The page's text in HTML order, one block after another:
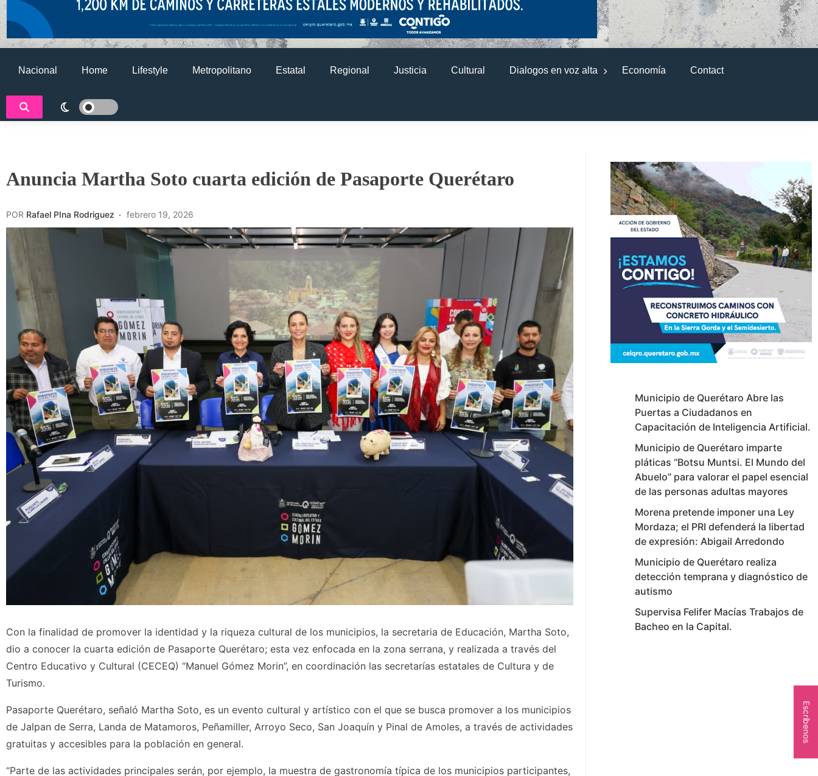
Nacional Home Lifestyle Metropolitano Estatal Regional Justicia Cultural Dialogos en voz alta Economía Contact
Anuncia Martha Soto cuarta edición de Pasaporte Querétaro
POR Rafael PIna Rodriguez febrero 19, 2026
Con la finalidad de promover la identidad y la riqueza cultural de los municipios, la secretaria de Educación, Martha Soto,
dio a conocer la cuarta edición de Pasaporte Querétaro; esta vez enfocada en la zona serrana, y realizada a través del
Centro Educativo y Cultural (CECEQ) “Manuel Gómez Morin”, en coordinación las secretarías estatales de Cultura y de
Turismo.
Pasaporte Querétaro, señaló Martha Soto, es un evento cultural y artístico con el que se busca promover a los municipios
de Jalpan de Serra, Landa de Matamoros, Peñamiller, Arroyo Seco, San Joaquín y Pinal de Amoles, a través de actividades
gratuitas y accesibles para la población en general.
“Parte de las actividades principales serán, por ejemplo, la muestra de gastronomía típica de los municipios participantes,
Municipio de Querétaro Abre las
Puertas a Ciudadanos en
Capacitación de Inteligencia Artificial.
Municipio de Querétaro imparte
pláticas “Botsu Muntsi. El Mundo del
Abuelo” para valorar el papel esencial
de las personas adultas mayores
Morena pretende imponer una Ley
Mordaza; el PRI defenderá la libertad
de expresión: Abigail Arredondo
Municipio de Querétaro realiza
detección temprana y diagnóstico de
autismo
Supervisa Felifer Macías Trabajos de
Bacheo en la Capital.
Escríbenos